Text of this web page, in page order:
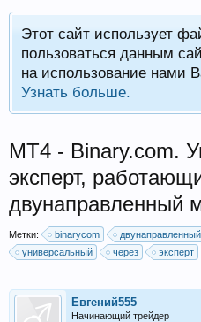
Этот сайт использует
пользоваться данным
на использование нами
Узнать больше.
МТ4 - Binary.com.
эксперт,
двунаправленный
Метки: binarycom двунаправленный
универсальный
через эксперт
Евгений555
Начинающий трейдер